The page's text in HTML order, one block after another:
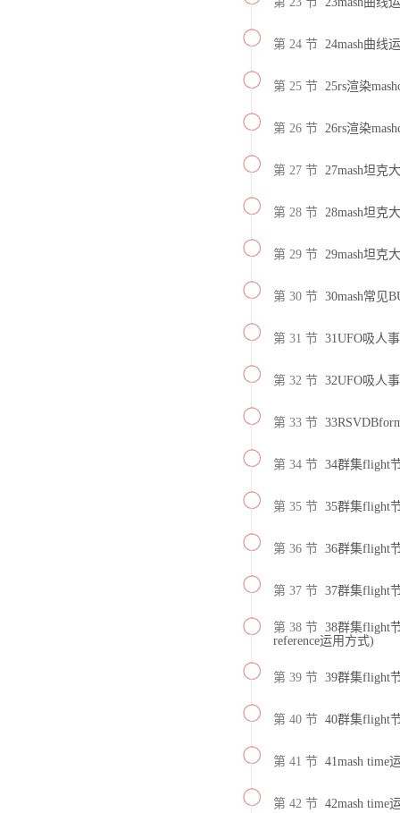
第 24 节 24mash曲线
第 25 节 25rs渲染
第 26 节 26rs渲染
第 27 节 27mash坦克
第 28 节 28mash坦克
第 29 节 29mash坦克
第 30 节 30mash常见
第 31 节 31UFO吸人
第 32 节 32UFO吸人
第 33 节
第 34 节 34群集flight
第 35 节 35群集flight
第 36 节 36群集flight
第 37 节 37群集flight
第 38 节 38群集flight
reference运用方式)
第 39 节 39群集flight
第 40 节 40群集flight
第 41 节 41mash time
第 42 节 42mash time